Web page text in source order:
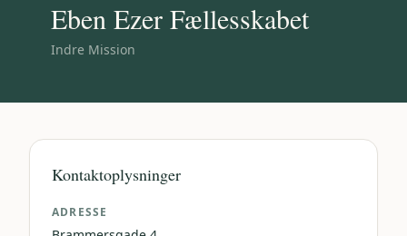
Eben Ezer Fællesskabet
Indre Mission
Kontaktoplysninger
ADRESSE